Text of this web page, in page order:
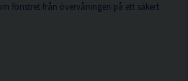
fönstret från övervåningen på ett säkert